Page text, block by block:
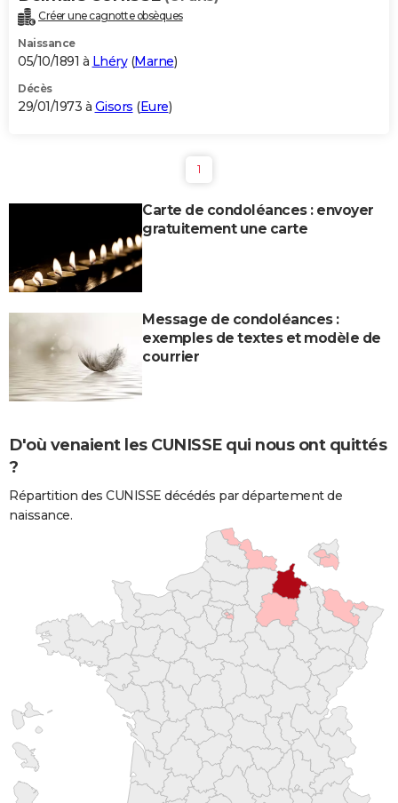
Créer une cagnotte obsèques
Naissance
05/10/1891 à Lhéry(Marne)
Décès
29/01/1973 à Gisors (Eure)
1
Carte de condoléances : envoyer
gratuitement une carte
Message de condoléances :
exemples de textes et modèle de
courrier
D'où venaient les CUNISSE qui nous ont quittés
?
Répartition des CUNISSE décédés par département de
naissance.